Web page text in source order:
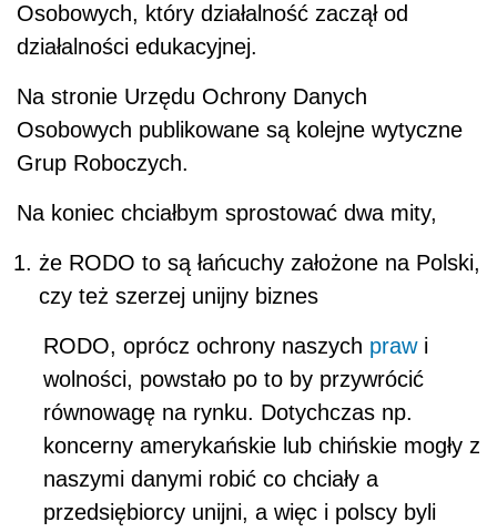
Osobowych, który działalność zaczął od
działalności edukacyjnej.
Na stronie Urzędu Ochrony Danych
Osobowych publikowane są kolejne wytyczne
Grup Roboczych.
Na koniec chciałbym sprostować dwa mity,
że RODO to są łańcuchy założone na Polski,
czy też szerzej unijny biznes
RODO, oprócz ochrony naszych prawi
wolności, powstało po to by przywrócić
równowagę na rynku. Dotychczas np.
koncerny amerykańskie lub chińskie mogły z
naszymi danymi robić co chciały a
przedsiębiorcy unijni, a więc i polscy byli